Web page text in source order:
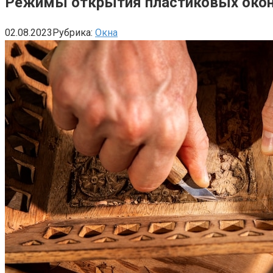
02.08.2023Рубрика: Окна